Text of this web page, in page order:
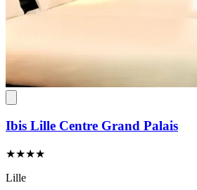
Ibis Lille Centre Grand Palais
★★★★
Lille